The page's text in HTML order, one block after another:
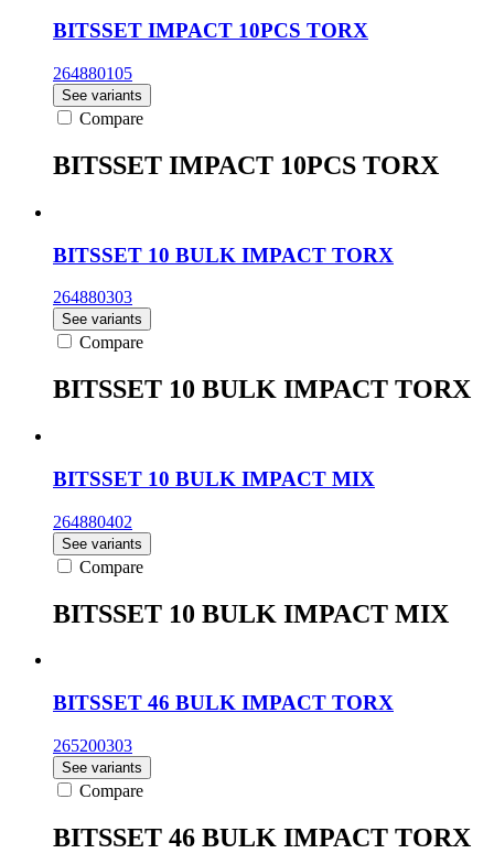
BITSSET IMPACT 10PCS TORX
264880105
See variants
Compare
BITSSET IMPACT 10PCS TORX
BITSSET 10 BULK IMPACT TORX
264880303
See variants
Compare
BITSSET 10 BULK IMPACT TORX
BITSSET 10 BULK IMPACT MIX
264880402
See variants
Compare
BITSSET 10 BULK IMPACT MIX
BITSSET 46 BULK IMPACT TORX
265200303
See variants
Compare
BITSSET 46 BULK IMPACT TORX